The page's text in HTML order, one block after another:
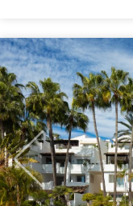
Previous